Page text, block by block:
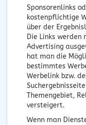
Sponsorenlinks
kostenpflichtige
über der
Die Links werden
Advertising
hat man die
bestimmtes
Werbelink bzw.
Themengebiet,
versteigert.
Wenn man